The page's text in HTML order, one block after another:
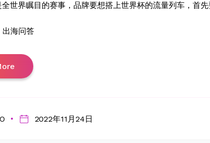
世界瞩目的赛事，品牌要想搭上世界杯的流量列车，首
出海问答
2022年11月24日